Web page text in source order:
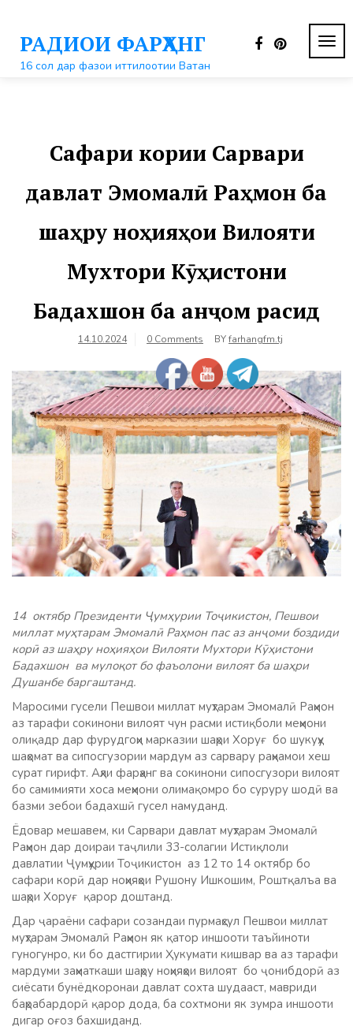
контентуРАДИОИ ФАРҲАНГ
16 сол дар фазои иттилоотии Ватан
Сафари кории Сарвари
давлат Эмомалӣ Раҳмон ба
шаҳру ноҳияҳои Вилояти
Мухтори Кӯҳистони
Бадахшон ба анҷом расид
14.10.2024 0 Comments BYfarhangfm.tj
14 октябр Президенти Ҷумҳурии Тоҷикистон, Пешвои
миллат муҳтарам Эмомалӣ Раҳмон пас аз анҷоми боздиди
корӣ аз шаҳру ноҳияҳои Вилояти Мухтори Кӯҳистони
Бадахшон ва мулоқот бо фаъолони вилоят ба шаҳри
Душанбе баргаштанд.
Маросими гусели Пешвои миллат муҳтарам Эмомалӣ Раҳмон
аз тарафи сокинони вилоят чун расми истиқболи меҳмони
олиқадр дар фурудгоҳи марказии шаҳри Хоруғ бо шукуҳу
шаҳомат ва сипосгузории мардум аз сарвару раҳнамои хеш
сурат гирифт. Аҳли фарҳанг ва сокинони сипосгузори вилоят
бо самимияти хоса меҳмони олимақомро бо суруру шодӣ ва
базми зебои бадахшӣ гусел намуданд.
Ёдовар мешавем, ки Сарвари давлат муҳтарам Эмомалӣ
Раҳмон дар доираи таҷлили 33-солагии Истиқлоли
давлатии Ҷумҳурии Тоҷикистон аз 12 то 14 октябр бо
сафари корӣ дар ноҳияҳои Рушону Ишкошим, Роштқалъа ва
шаҳри Хоруғ қарор доштанд.
Дар ҷараёни сафари созандаи пурмаҳсул Пешвои миллат
муҳтарам Эмомалӣ Раҳмон як қатор иншооти таъйиноти
гуногунро, ки бо дастгирии Ҳукумати кишвар ва аз тарафи
мардуми заҳматкаши шаҳру ноҳияҳои вилоят бо ҷонибдорӣ аз
сиёсати бунёдкоронаи давлат сохта шудааст, мавриди
баҳрабардорӣ қарор дода, ба сохтмони як зумра иншооти
дигар оғоз бахшиданд.